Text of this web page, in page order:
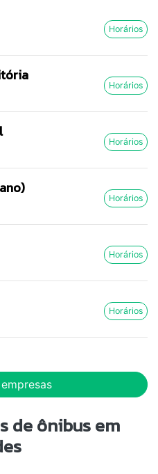
Horários
Horários
Horários
Horários
Horários
Horários
de ônibus em